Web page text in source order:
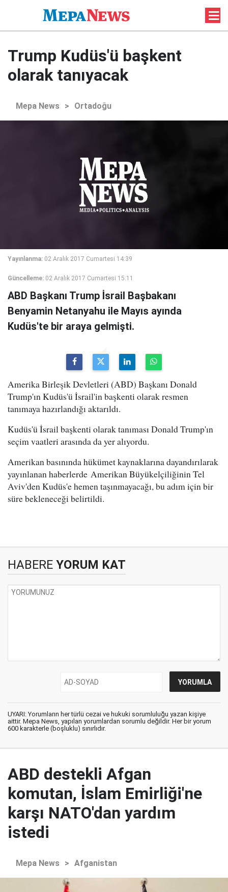
Trump Kudüs'ü başkent
olarak tanıyacak
Mepa News > Ortadoğu
Yayınlanma: 02 Aralık 2017 Cumartesi 14:39
Güncelleme: 02 Aralık 2017 Cumartesi 15:11
ABD Başkanı Trump İsrail Başbakanı
Benyamin Netanyahu ile Mayıs ayında
Kudüs'te bir araya gelmişti.
Amerika Birleşik Devletleri (ABD) Başkanı Donald
Trump'ın Kudüs'ü İsrail'in başkenti olarak resmen
tanımaya hazırlandığı aktarıldı.
Kudüs'ü İsrail başkenti olarak tanıması Donald Trump'ın
seçim vaatleri arasında da yer alıyordu.
Amerikan basınında hükümet kaynaklarına dayandırılarak
yayınlanan haberlerde Amerikan Büyükelçiliğinin Tel
Aviv'den Kudüs'e hemen taşınmayacağı, bu adım için bir
süre bekleneceği belirtildi.
HABERE YORUM KAT
UYARI: Yorumların her türlü cezai ve hukuki sorumluluğu yazan kişiye
aittir. Mepa News, yapılan yorumlardan sorumlu değildir. Her bir yorum
600 karakterle (boşluklu) sınırlıdır.
ABD destekli Afgan
komutan, İslam Emirliği'ne
karşı NATO'dan yardım
istedi
Mepa News > Afganistan